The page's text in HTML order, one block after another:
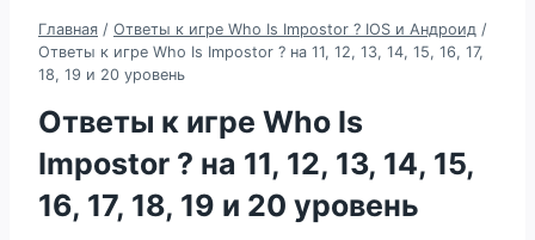
Главная / Ответы к игре Who Is Impostor ? IOS и Андроид /
Ответы к игре Who Is Impostor ? на 11, 12, 13, 14, 15, 16, 17,
18, 19 и 20 уровень
Ответы к игре Who Is
Impostor ? на 11, 12, 13, 14, 15,
16, 17, 18, 19 и 20 уровень